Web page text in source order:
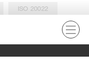
ISO 20022